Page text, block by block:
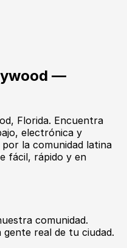
—
Florida. Encuentra
electrónica y
la comunidad latina
fácil, rápido y en
comunidad.
real de tu ciudad.